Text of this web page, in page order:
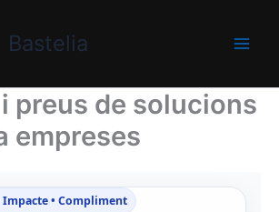
Bastelia
preus de solucions
empreses
Impacte • Compliment